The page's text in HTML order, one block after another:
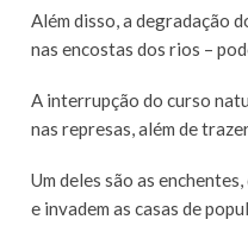
Além disso, a degradação
nas encostas dos rios –
A interrupção do curso
nas represas, além de
Um deles são as
e invadem as casas de